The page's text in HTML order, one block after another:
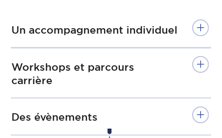
Un accompagnement individuel
Workshops et parcours
carrière
Des évènements